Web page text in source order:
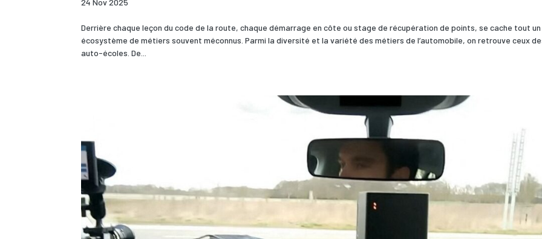
24 Nov 2025
Derrière chaque leçon du code de la route, chaque démarrage en côte ou stage de récupération de points, se cache tout un
écosystème de métiers souvent méconnus. Parmi la diversité et la variété des métiers de l’automobile, on retrouve ceux
auto-écoles. De...